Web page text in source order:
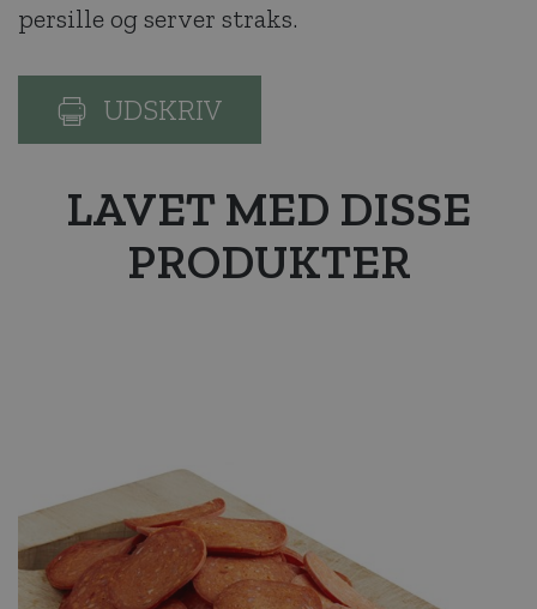
persille og server straks.
UDSKRIV
LAVET MED DISSE
PRODUKTER